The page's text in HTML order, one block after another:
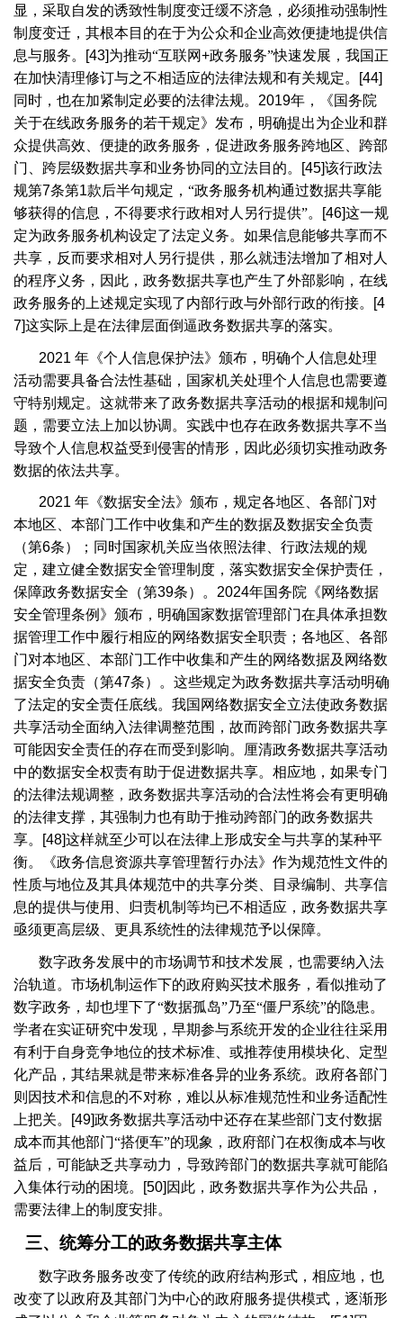
显，采取自发的诱致性制度变迁缓不济急，必须推动强制性
制度变迁，其根本目的在于为公众和企业高效便捷地提供信
息与服务。
[43]为推动“互联网+政务服务”快速发展，我国正
在加快清理修订与之不相适应的法律法规和有关规定。
[44]
同时，也在加紧制定必要的法律法规。 2019年，《国务院
关于在线政务服务的若干规定》发布，明确提出为企业和群
众提供高效、便捷的政务服务，促进政务服务跨地区、跨部
门、跨层级数据共享和业务协同的立法目的。
[45]该行政法
规第7条第1款后半句规定，“政务服务机构通过数据共享能
够获得的信息，不得要求行政相对人另行提供”。
[46]这一规
定为政务服务机构设定了法定义务。如果信息能够共享而不
共享，反而要求相对人另行提供，那么就违法增加了相对人
的程序义务，因此，政务数据共享也产生了外部影响，在线
政务服务的上述规定实现了内部行政与外部行政的衔接。
[4
7]这实际上是在法律层面倒逼政务数据共享的落实。
2021 年《个人信息保护法》颁布，明确个人信息处理
活动需要具备合法性基础，国家机关处理个人信息也需要遵
守特别规定。这就带来了政务数据共享活动的根据和规制问
题，需要立法上加以协调。实践中也存在政务数据共享不当
导致个人信息权益受到侵害的情形，因此必须切实推动政务
数据的依法共享。
2021 年《数据安全法》颁布，规定各地区、各部门对
本地区、本部门工作中收集和产生的数据及数据安全负责
（第6条）；同时国家机关应当依照法律、行政法规的规
定，建立健全数据安全管理制度，落实数据安全保护责任，
保障政务数据安全（第39条）。 2024年国务院《网络数据
安全管理条例》颁布，明确国家数据管理部门在具体承担数
据管理工作中履行相应的网络数据安全职责；各地区、各部
门对本地区、本部门工作中收集和产生的网络数据及网络数
据安全负责（第47条）。这些规定为政务数据共享活动明确
了法定的安全责任底线。我国网络数据安全立法使政务数据
共享活动全面纳入法律调整范围，故而跨部门政务数据共享
可能因安全责任的存在而受到影响。厘清政务数据共享活动
中的数据安全权责有助于促进数据共享。相应地，如果专门
的法律法规调整，政务数据共享活动的合法性将会有更明确
的法律支撑，其强制力也有助于推动跨部门的政务数据共
享。
[48]这样就至少可以在法律上形成安全与共享的某种平
衡。《政务信息资源共享管理暂行办法》作为规范性文件的
性质与地位及其具体规范中的共享分类、目录编制、共享信
息的提供与使用、归责机制等均已不相适应，政务数据共享
亟须更高层级、更具系统性的法律规范予以保障。
数字政务发展中的市场调节和技术发展，也需要纳入法
治轨道。市场机制运作下的政府购买技术服务，看似推动了
数字政务，却也埋下了“数据孤岛”乃至“僵尸系统”的隐患。
学者在实证研究中发现，早期参与系统开发的企业往往采用
有利于自身竞争地位的技术标准、或推荐使用模块化、定型
化产品，其结果就是带来标准各异的业务系统。政府各部门
则因技术和信息的不对称，难以从标准规范性和业务适配性
上把关。
[49]政务数据共享活动中还存在某些部门支付数据
成本而其他部门“搭便车”的现象，政府部门在权衡成本与收
益后，可能缺乏共享动力，导致跨部门的数据共享就可能陷
入集体行动的困境。
[50] 因此，政务数据共享作为公共品，
需要法律上的制度安排。
三、统筹分工的政务数据共享主体
数字政务服务改变了传统的政府结构形式，相应地，也
改变了以政府及其部门为中心的政府服务提供模式，逐渐形